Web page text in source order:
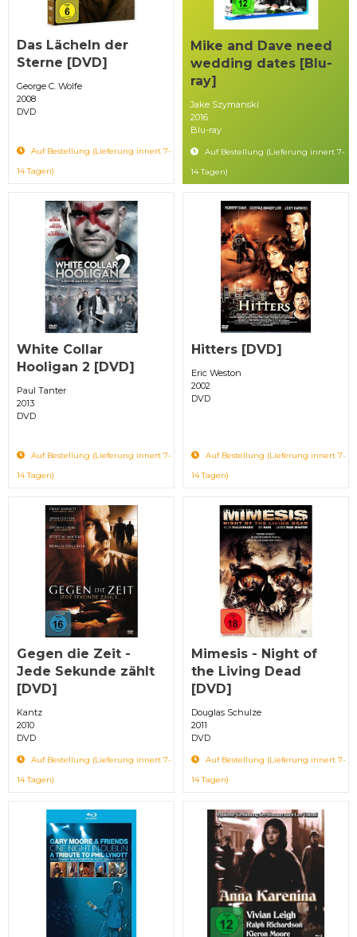
Das Lächeln der
Sterne [DVD]
George C. Wolfe
2008
DVD
Auf Bestellung (Lieferung innert 7-
14 Tagen)
Mike and Dave need
wedding dates [Blu-
ray]
Jake Szymanski
2016
Blu-ray
Auf Bestellung (Lieferung innert 7-
14 Tagen)
White Collar
Hooligan 2 [DVD]
Paul Tanter
2013
DVD
Auf Bestellung (Lieferung innert 7-
14 Tagen)
Hitters [DVD]
Eric Weston
2002
DVD
Auf Bestellung (Lieferung innert 7-
14 Tagen)
Gegen die Zeit -
Jede Sekunde zählt
[DVD]
Kantz
2010
DVD
Auf Bestellung (Lieferung innert 7-
14 Tagen)
Mimesis - Night of
the Living Dead
[DVD]
Douglas Schulze
2011
DVD
Auf Bestellung (Lieferung innert 7-
14 Tagen)